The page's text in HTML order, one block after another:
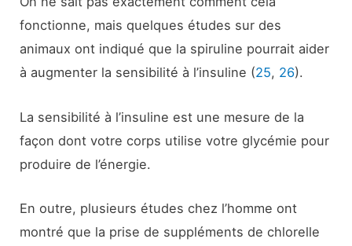
fonctionne, mais quelques études sur des
animaux ont indiqué que la spiruline pourrait aider
à augmenter la sensibilité à l’insuline (25, 26).
La sensibilité à l’insuline est une mesure de la
façon dont votre corps utilise votre glycémie pour
produire de l’énergie.
En outre, plusieurs études chez l’homme ont
montré que la prise de suppléments de chlorelle